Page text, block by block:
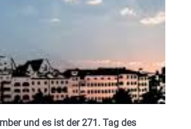
und es ist der 271. Tag des